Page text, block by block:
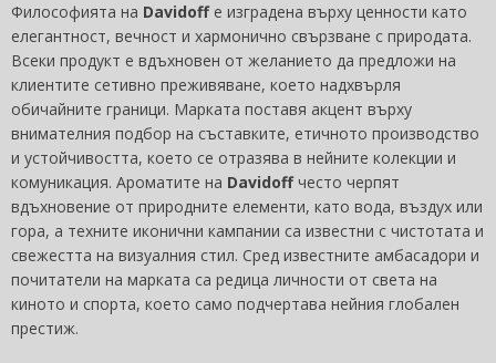
Философията на Davidoffе изградена върху ценности като
елегантност, вечност и хармонично свързване с природата.
Всеки продукт е вдъхновен от желанието да предложи на
клиентите сетивно преживяване, което надхвърля
обичайните граници. Марката поставя акцент върху
внимателния подбор на съставките, етичното производство
и устойчивостта, което се отразява в нейните колекции и
комуникация. Ароматите на Davidoffчесто черпят
вдъхновение от природните елементи, като вода, въздух или
гора, а техните иконични кампании са известни с чистотата и
свежестта на визуалния стил. Сред известните амбасадори и
почитатели на марката са редица личности от света на
киното и спорта, което само подчертава нейния глобален
престиж.